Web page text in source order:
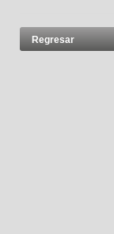
Regresar